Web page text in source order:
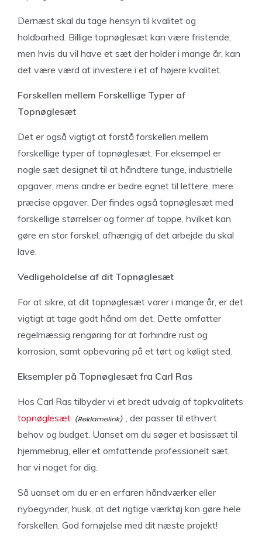
Dernæst skal du tage hensyn til kvalitet og
holdbarhed. Billige topnøglesæt kan være fristende,
men hvis du vil have et sæt der holder i mange år, kan
det være værd at investere i et af højere kvalitet.
Forskellen mellem Forskellige Typer af
Topnøglesæt
Det er også vigtigt at forstå forskellen mellem
forskellige typer af topnøglesæt. For eksempel er
nogle sæt designet til at håndtere tunge, industrielle
opgaver, mens andre er bedre egnet til lettere, mere
præcise opgaver. Der findes også topnøglesæt med
forskellige størrelser og former af toppe, hvilket kan
gøre en stor forskel, afhængig af det arbejde du skal
lave.
Vedligeholdelse af dit Topnøglesæt
For at sikre, at dit topnøglesæt varer i mange år, er det
vigtigt at tage godt hånd om det. Dette omfatter
regelmæssig rengøring for at forhindre rust og
korrosion, samt opbevaring på et tørt og køligt sted.
Eksempler på Topnøglesæt fra Carl Ras
Hos Carl Ras tilbyder vi et bredt udvalg af topkvalitets
topnøglesæt
, der passer til ethvert
behov og budget. Uanset om du søger et basissæt til
hjemmebrug, eller et omfattende professionelt sæt,
har vi noget for dig.
Så uanset om du er en erfaren håndværker eller
nybegynder, husk, at det rigtige værktøj kan gøre hele
forskellen. God fornøjelse med dit næste projekt!